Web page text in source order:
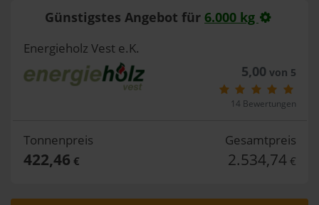
Günstigstes Angebot für 6.000 kg
Energieholz Vest e.K.
5,00 von 5
14 Bewertungen
Tonnenpreis
422,46 €
Gesamtpreis
2.534,74 €